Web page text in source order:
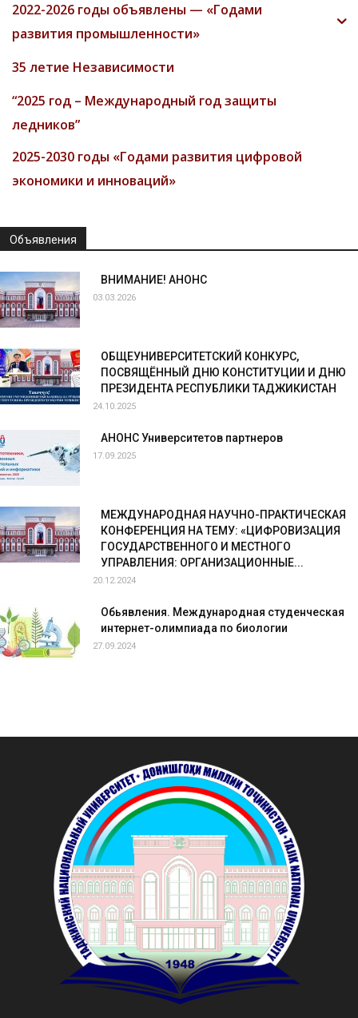
2022-2026 годы объявлены — «Годами
развития промышленности»
35 летие Независимости
“2025 год – Международный год защиты
ледников”
2025-2030 годы «Годами развития цифровой
экономики и инноваций»
Объявления
ВНИМАНИЕ! АНОНС
03.03.2026
ОБЩЕУНИВЕРСИТЕТСКИЙ КОНКУРС,
ПОСВЯЩЁННЫЙ ДНЮ КОНСТИТУЦИИ И ДНЮ
ПРЕЗИДЕНТА РЕСПУБЛИКИ ТАДЖИКИСТАН
24.10.2025
АНОНС Университетов партнеров
17.09.2025
МЕЖДУНАРОДНАЯ НАУЧНО-ПРАКТИЧЕСКАЯ
КОНФЕРЕНЦИЯ НА ТЕМУ: «ЦИФРОВИЗАЦИЯ
ГОСУДАРСТВЕННОГО И МЕСТНОГО
УПРАВЛЕНИЯ: ОРГАНИЗАЦИОННЫЕ...
20.12.2024
Обьявления. Международная студенческая
интернет-олимпиада по биологии
27.09.2024